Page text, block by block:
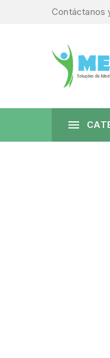
Contáctanos
